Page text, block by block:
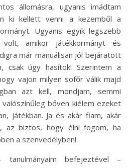
állomásra, ugyanis imádtam
ki kellett venni a kezemből a
Ugyanis egyik legszebb
volt, amikor játékkormányt és
már manuálisan jól bejáratott
csak úgy hasítok! Szerintem a
vajon milyen sofőr válik majd
azt kell, mondjam, semmi
bőven kiélem ezeket
játékban. Ja és akár fiam, akár
az biztos, hogy élni fogom, ha
a szenvedélyben!
tanulmányaim befejeztével –